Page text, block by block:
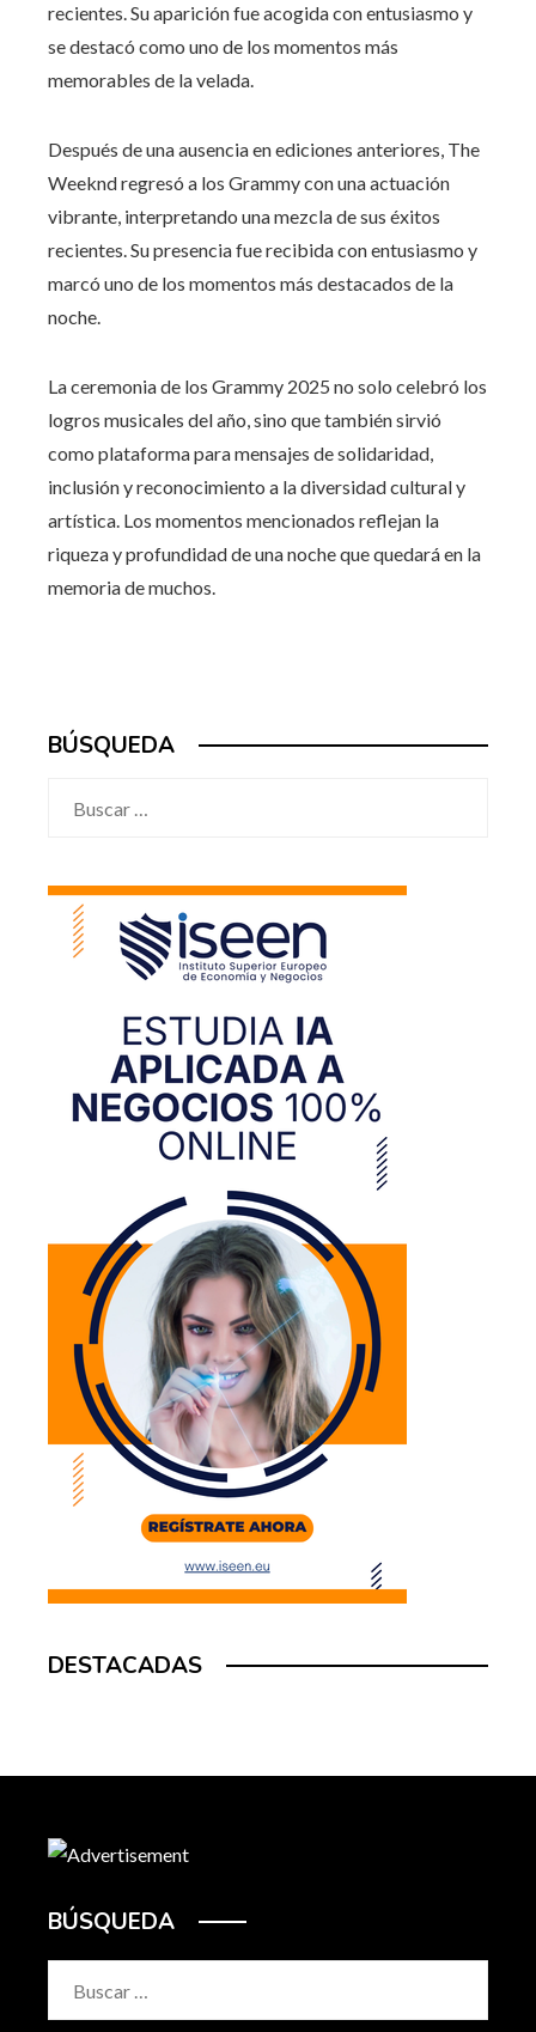
recientes. Su aparición fue acogida con entusiasmo y
se destacó como uno de los momentos más
memorables de la velada.
Después de una ausencia en ediciones anteriores, The
Weeknd regresó a los Grammy con una actuación
vibrante, interpretando una mezcla de sus éxitos
recientes. Su presencia fue recibida con entusiasmo y
marcó uno de los momentos más destacados de la
noche.
La ceremonia de los Grammy 2025 no solo celebró los
logros musicales del año, sino que también sirvió
como plataforma para mensajes de solidaridad,
inclusión y reconocimiento a la diversidad cultural y
artística. Los momentos mencionados reflejan la
riqueza y profundidad de una noche que quedará en la
memoria de muchos.
BÚSQUEDA
DESTACADAS
BÚSQUEDA